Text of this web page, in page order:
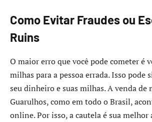
Como Evitar Fraudes ou
Ruins
O maior erro que você pode cometer é
milhas para a pessoa errada. Isso pode
seu dinheiro e suas milhas. A venda de
Guarulhos, como em todo o Brasil,
online. Por isso, a cautela é sua melhor